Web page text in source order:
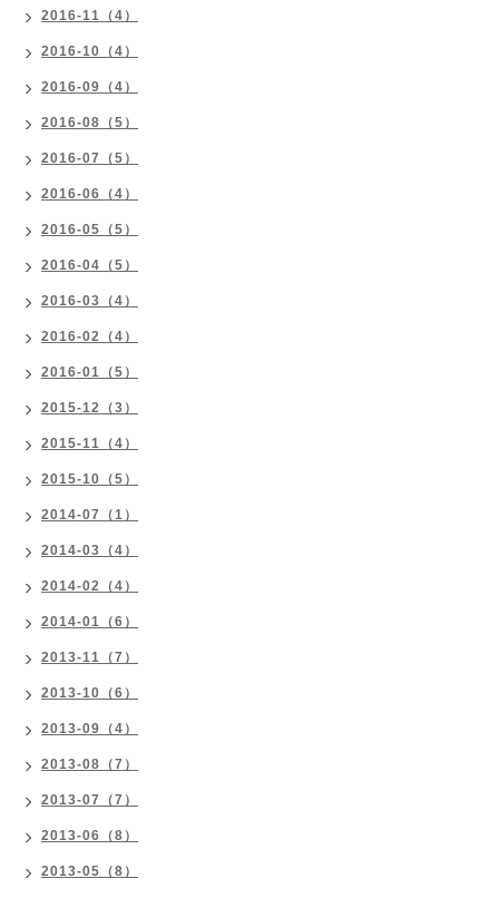
2016-11（4）
2016-10（4）
2016-09（4）
2016-08（5）
2016-07（5）
2016-06（4）
2016-05（5）
2016-04（5）
2016-03（4）
2016-02（4）
2016-01（5）
2015-12（3）
2015-11（4）
2015-10（5）
2014-07（1）
2014-03（4）
2014-02（4）
2014-01（6）
2013-11（7）
2013-10（6）
2013-09（4）
2013-08（7）
2013-07（7）
2013-06（8）
2013-05（8）